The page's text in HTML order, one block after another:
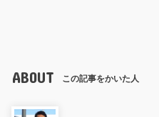
ABOUT この記事をかいた人